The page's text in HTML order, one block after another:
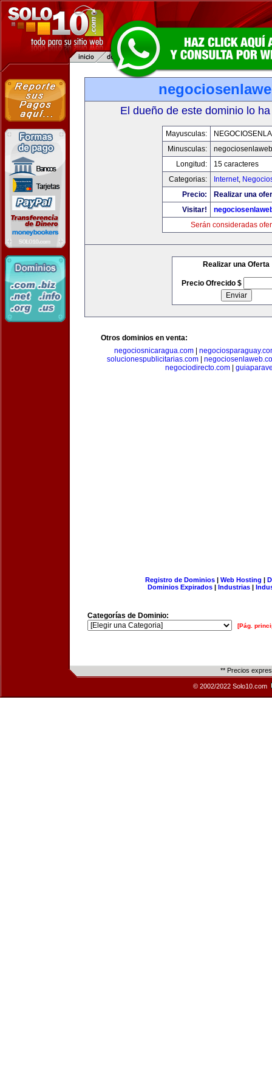
El dueño de este dominio lo
Mayusculas:
Minusculas:
Longitud:
15 caracteres
Categorias:
Internet,
Precio:
Realizar una
Visitar!
Serán consideradas
Realizar una Oferta
Precio Ofrecido $
Otros dominios en venta:
negociosnicaragua.com
solucionespublicitarias.com
negociodirecto.com
Registro de Dominios| Web Hosting |
Dominios Expirados | Industrias |
Categorías de Dominio:
[Pág.
** Precios
© 2002/2022 Solo10.com